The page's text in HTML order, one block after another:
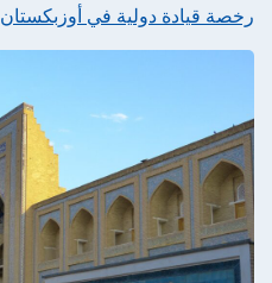
رخصة قيادة دولية في أوزبكستان